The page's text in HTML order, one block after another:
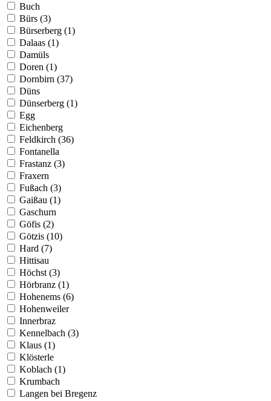
Buch
Bürs (3)
Bürserberg (1)
Dalaas (1)
Damüls
Doren (1)
Dornbirn (37)
Düns
Dünserberg (1)
Egg
Eichenberg
Feldkirch (36)
Fontanella
Frastanz (3)
Fraxern
Fußach (3)
Gaißau (1)
Gaschurn
Göfis (2)
Götzis (10)
Hard (7)
Hittisau
Höchst (3)
Hörbranz (1)
Hohenems (6)
Hohenweiler
Innerbraz
Kennelbach (3)
Klaus (1)
Klösterle
Koblach (1)
Krumbach
Langen bei Bregenz